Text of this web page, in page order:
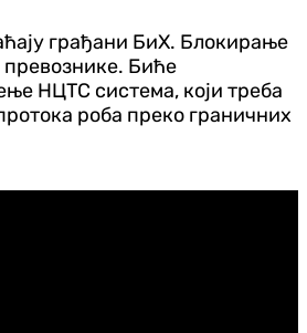
грађани БиХ. Блокирање
Биће
НЦТС система, који треба
роба преко граничних